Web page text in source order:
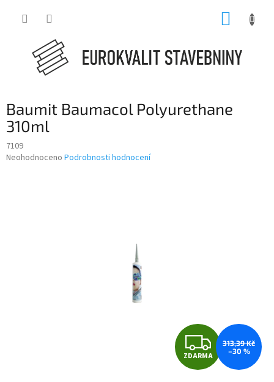
Baumit Baumacol Polyurethane
310ml
7109
Průměrné
Neohodnoceno Podrobnosti hodnocení
Z
D
ZDARMA
313,39 Kč
–30 %